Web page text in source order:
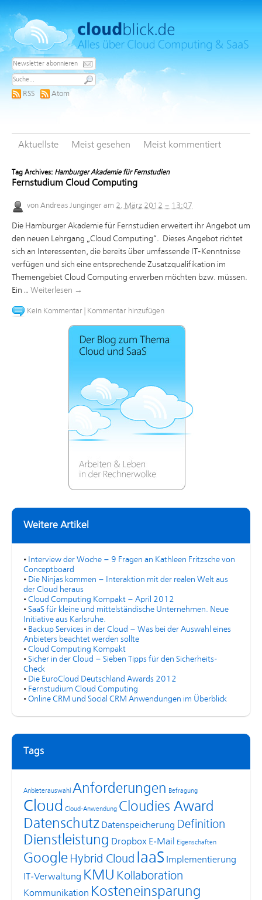
RSS Atom
Aktuellste Meist gesehen Meist kommentiert
Tag Archives: Hamburger Akademie für Fernstudien
Fernstudium Cloud Computing
von Andreas Junginger am 2. März 2012 – 13:07
Die Hamburger Akademie für Fernstudien erweitert ihr Angebot um
den neuen Lehrgang „Cloud Computing“. Dieses Angebot richtet
sich an Interessenten, die bereits über umfassende IT-Kenntnisse
verfügen und sich eine entsprechende Zusatzqualifikation im
Themengebiet Cloud Computing erwerben möchten bzw. müssen.
Ein … Weiterlesen →
Kein Kommentar Kommentar hinzufügen
Weitere Artikel
• Interview der Woche – 9 Fragen an Kathleen Fritzsche von
Conceptboard
• Die Ninjas kommen – Interaktion mit der realen Welt aus
der Cloud heraus
• Cloud Computing Kompakt – April 2012
• SaaS für kleine und mittelständische Unternehmen. Neue
Initiative aus Karlsruhe.
• Backup Services in der Cloud – Was bei der Auswahl eines
Anbieters beachtet werden sollte
• Cloud Computing Kompakt
• Sicher in der Cloud – Sieben Tipps für den Sicherheits-
Check
• Die EuroCloud Deutschland Awards 2012
• Fernstudium Cloud Computing
• Online CRM und Social CRM Anwendungen im Überblick
Tags
Anbieterauswahl Anforderungen Befragung
Cloud Cloud-Anwendung Cloudies Award
Datenschutz Datenspeicherung Definition
Dienstleistung Dropbox E-Mail Eigenschaften
Google Hybrid Cloud IaaS Implementierung
IT-Verwaltung KMU Kollaboration
Kommunikation Kosteneinsparung